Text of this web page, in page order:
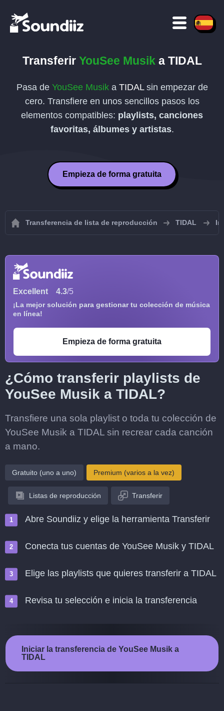
Transferir YouSee Musik a TIDAL
Pasa de YouSee Musika TIDALsin empezar de
cero. Transfiere en unos sencillos pasos los
elementos compatibles: playlists, canciones
favoritas, álbumes y artistas.
Empieza de forma gratuita
Transferencia de lista de reproducción TIDAL
Excellent 4.3/5
¡La mejor solución para gestionar tu colección de música
en línea!
Empieza de forma gratuita
¿Cómo transferir playlists de
YouSee Musik a TIDAL?
Transfiere una sola playlist o toda tu colección de
YouSee Musik a TIDAL sin recrear cada canción
a mano.
Gratuito (uno a uno) Premium (varios a la vez)
Listas de reproducción Transferir
Abre Soundiiz y elige la herramienta Transferir
Conecta tus cuentas de YouSee Musik y TIDAL
Elige las playlists que quieres transferir a TIDAL
Revisa tu selección e inicia la transferencia
Iniciar la transferencia de YouSee Musik a
TIDAL